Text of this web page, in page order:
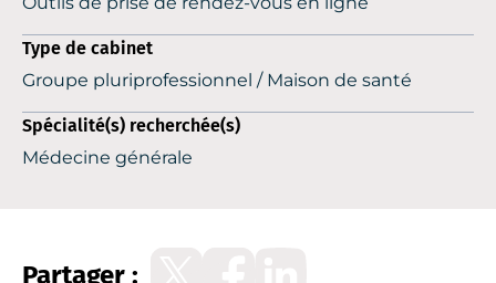
Type de cabinet
Groupe pluriprofessionnel / Maison de santé
Spécialité(s) recherchée(s)
Médecine générale
Partager :